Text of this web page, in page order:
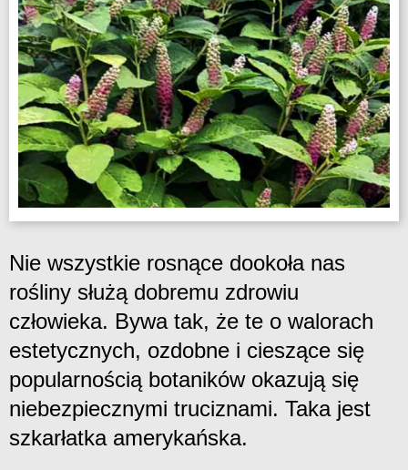
Nie wszystkie rosnące dookoła nas
rośliny służą dobremu zdrowiu
człowieka. Bywa tak, że te o walorach
estetycznych, ozdobne i cieszące się
popularnością botaników okazują się
niebezpiecznymi truciznami. Taka jest
szkarłatka amerykańska.